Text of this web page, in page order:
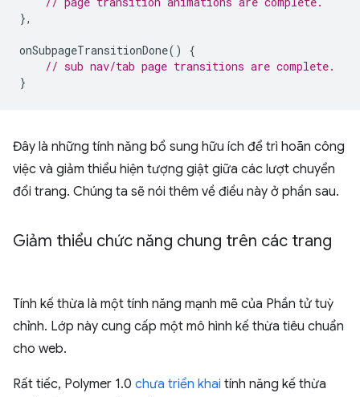
},
onSubpageTransitionDone()
{
// sub nav/tab page transitions are complete.
}
Đây là những tính năng bổ sung hữu ích để trì hoãn công
việc và giảm thiểu hiện tượng giật giữa các lượt chuyển
đổi trang. Chúng ta sẽ nói thêm về điều này ở phần sau.
Giảm thiểu chức năng chung trên các trang
Tính kế thừa là một tính năng mạnh mẽ của Phần tử tuỳ
chỉnh. Lớp này cung cấp một mô hình kế thừa tiêu chuẩn
cho web.
Rất tiếc, Polymer 1.0 chưa triển khai tính năng kế thừa